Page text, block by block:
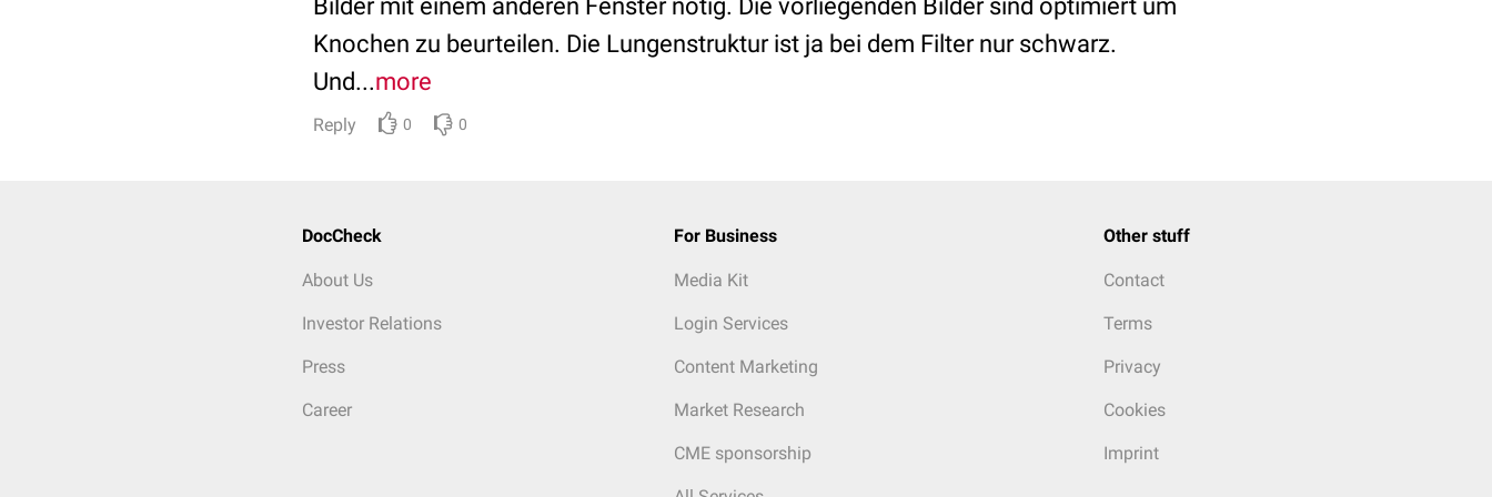
Bilder mit einem anderen Fenster nötig. Die vorliegenden Bilder sind optimiert um
Knochen zu beurteilen. Die Lungenstruktur ist ja bei dem Filter nur schwarz.
Und...more
Reply 0 0
DocCheck
About Us
Investor Relations
Press
Career
For Business
Media Kit
Login Services
Content Marketing
Market Research
CME sponsorship
Other stuff
Contact
Terms
Privacy
Cookies
Imprint